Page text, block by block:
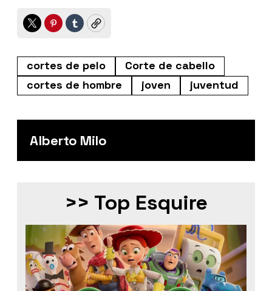
TwitterPinterest
TumblrCopy
cortes de pelo
Corte de cabello
cortes de hombre
joven juventud
Alberto Milo
>> Top Esquire